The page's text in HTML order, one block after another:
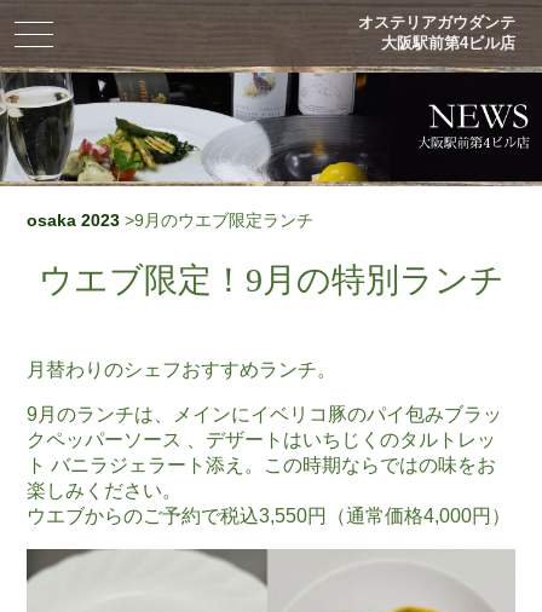
オステリアガウダンテ
大阪駅前第4ビル店
toggle
navigation
osaka 2023 >9月のウエブ限定ランチ
ウエブ限定！9月の特別ランチ
月替わりのシェフおすすめランチ。
9月のランチは、メインにイベリコ豚のパイ包みブラッ
クペッパーソース 、デザートはいちじくのタルトレッ
ト バニラジェラート添え。この時期ならではの味をお
楽しみください。
ウエブからのご予約で税込3,550円（通常価格4,000円）